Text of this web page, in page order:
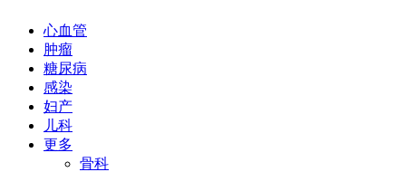
心血管
肿瘤
糖尿病
感染
妇产
儿科
更多
骨科